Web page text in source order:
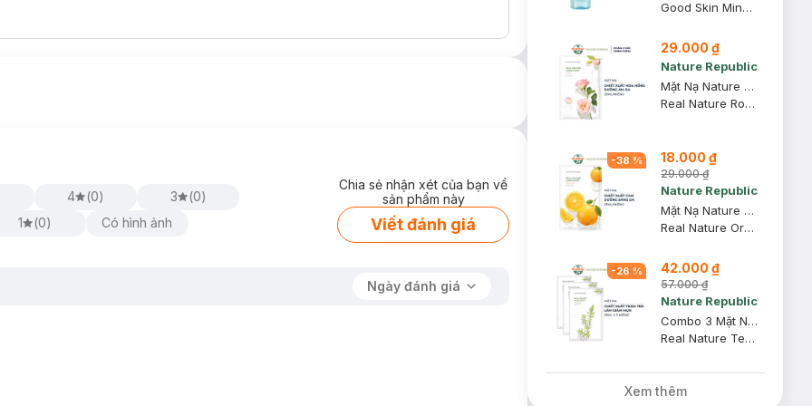
đậm nhạt theo ý muốn
4 (0) 3 (0)
1 (0) Có hình ảnh
Chia sẻ nhận xét của bạn về
sản phẩm này
Viết đánh giá
Ngày đánh giá
Good Skin Mineral Ampoule Cleansing Water
29.000 ₫
Nature Republic
Mặt Nạ Nature Republic Chiết Xuất Hoa Hồng Cấp Ẩm Da 23ml
Real Nature Rose Mask Sheet
-38 % 18.000 ₫
29.000 ₫
Nature Republic
Mặt Nạ Nature Republic Chiết Xuất Cam Dưỡng Sáng Da 23ml
Real Nature Orange Mask Sheet
-26 % 42.000 ₫
57.000 ₫
Nature Republic
Combo 3 Mặt Nạ Nature Republic Chiết Xuất Tràm Trà Giảm Mụn 23ml
Real Nature Tea Tree Mask Sheet
Xem thêm